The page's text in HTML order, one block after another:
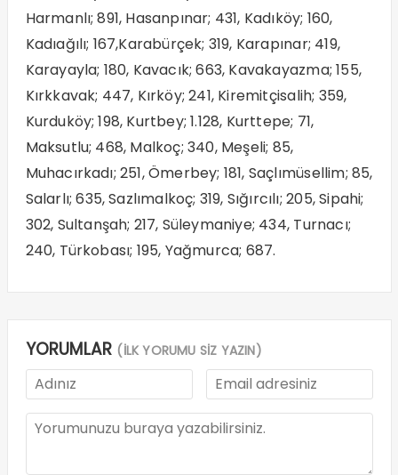
Harmanlı; 891, Hasanpınar; 431, Kadıköy; 160,
Kadıağılı; 167,Karabürçek; 319, Karapınar; 419,
Karayayla; 180, Kavacık; 663, Kavakayazma; 155,
Kırkkavak; 447, Kırköy; 241, Kiremitçisalih; 359,
Kurduköy; 198, Kurtbey; 1.128, Kurttepe; 71,
Maksutlu; 468, Malkoç; 340, Meşeli; 85,
Muhacırkadı; 251, Ömerbey; 181, Saçlımüsellim; 85,
Salarlı; 635, Sazlımalkoç; 319, Sığırcılı; 205, Sipahi;
302, Sultanşah; 217, Süleymaniye; 434, Turnacı;
240, Türkobası; 195, Yağmurca; 687.
YORUMLAR (İLK YORUMU SİZ YAZIN)